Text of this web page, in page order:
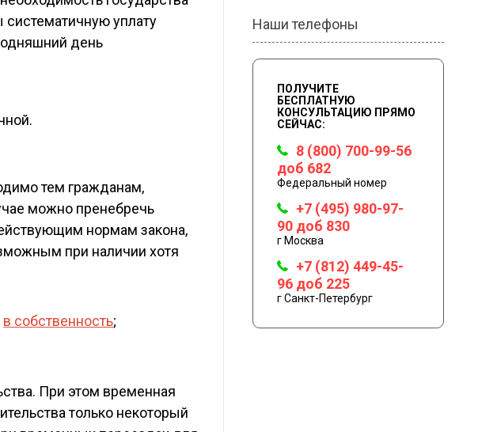
уплату
день
тем гражданам,
можно пренебречь
нормам закона,
при наличии хотя
в собственность;
При этом временная
только некоторый
Наши телефоны
ПОЛУЧИТЕ
БЕСПЛАТНУЮ
КОНСУЛЬТАЦИЮ ПРЯМО
СЕЙЧАС:
8 (800) 700-99-56
доб 682
Федеральный номер
+7 (495) 980-97-
90 доб 830
г Москва
+7 (812) 449-45-
96 доб 225
г Санкт-Петербург